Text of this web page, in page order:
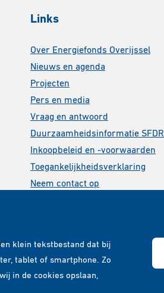
Links
Over Energiefonds Overijssel
Nieuws en agenda
Projecten
Pers en media
Vraag en antwoord
Duurzaamheidsinformatie SFDR
Inkoopbeleid en -voorwaarden
Toegankelijkheidsverklaring
Neem contact op
klein tekstbestand dat bij
tablet of smartphone. Zo
in de cookies opslaan,